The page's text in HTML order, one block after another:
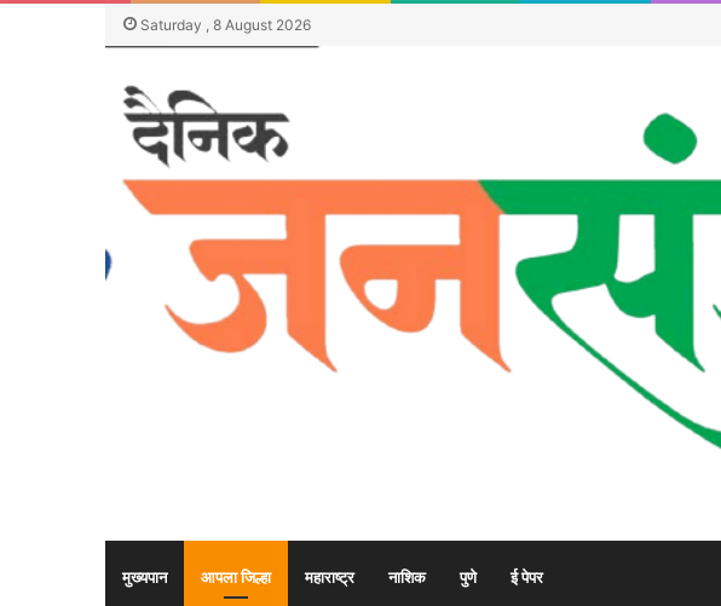
Saturday , 8 August 2026
मुख्यपान आपला जिल्हा महाराष्ट्र नाशिक पुणे ई पेपर